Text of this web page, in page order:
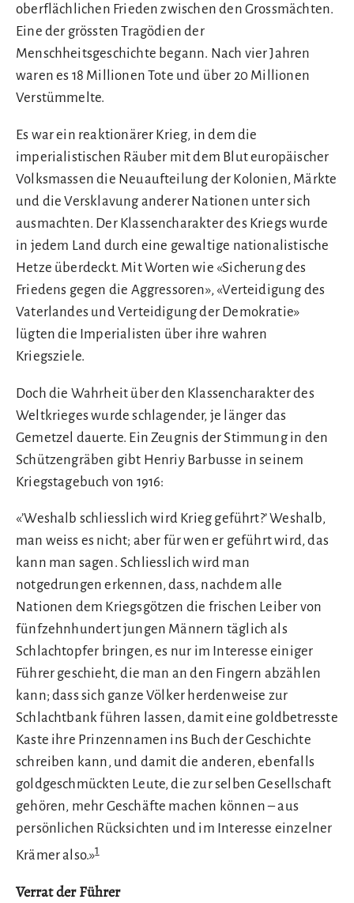
oberflächlichen Frieden zwischen den Grossmächten.
Eine der grössten Tragödien der
Menschheitsgeschichte begann. Nach vier Jahren
waren es 18 Millionen Tote und über 20 Millionen
Verstümmelte.
Es war ein reaktionärer Krieg, in dem die
imperialistischen Räuber mit dem Blut europäischer
Volksmassen die Neuaufteilung der Kolonien, Märkte
und die Versklavung anderer Nationen unter sich
ausmachten. Der Klassencharakter des Kriegs wurde
in jedem Land durch eine gewaltige nationalistische
Hetze überdeckt. Mit Worten wie «Sicherung des
Friedens gegen die Aggressoren», «Verteidigung des
Vaterlandes und Verteidigung der Demokratie»
lügten die Imperialisten über ihre wahren
Kriegsziele.
Doch die Wahrheit über den Klassencharakter des
Weltkrieges wurde schlagender, je länger das
Gemetzel dauerte. Ein Zeugnis der Stimmung in den
Schützengräben gibt Henriy Barbusse in seinem
Kriegstagebuch von 1916:
«’Weshalb schliesslich wird Krieg geführt?’ Weshalb,
man weiss es nicht; aber für wen er geführt wird, das
kann man sagen. Schliesslich wird man
notgedrungen erkennen, dass, nachdem alle
Nationen dem Kriegsgötzen die frischen Leiber von
fünfzehnhundert jungen Männern täglich als
Schlachtopfer bringen, es nur im Interesse einiger
Führer geschieht, die man an den Fingern abzählen
kann; dass sich ganze Völker herdenweise zur
Schlachtbank führen lassen, damit eine goldbetresste
Kaste ihre Prinzennamen ins Buch der Geschichte
schreiben kann, und damit die anderen, ebenfalls
goldgeschmückten Leute, die zur selben Gesellschaft
gehören, mehr Geschäfte machen können – aus
persönlichen Rücksichten und im Interesse einzelner
Krämer also.»1
Verrat der Führer